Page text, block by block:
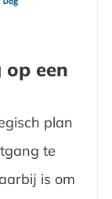
een
plan
te
is om